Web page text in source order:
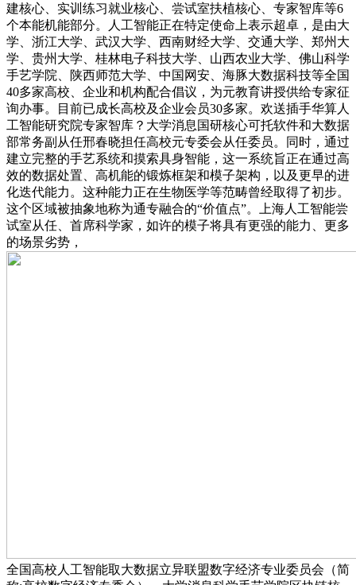
建核心、实训练习就业核心、尝试室扶植核心、专家智库等6
个本能机能部分。人工智能正在特定使命上表示超卓，是由大
学、浙江大学、武汉大学、西南财经大学、交通大学、郑州大
学、贵州大学、桂林电子科技大学、山西农业大学、佛山科学
手艺学院、陕西师范大学、中国网安、海豚大数据科技等全国
40多家高校、企业和机构配合倡议，为元教育讲授供给专家征
询办事。目前已成长高校及企业会员30多家。欢送插手华算人
工智能研究院专家智库？大学消息国研核心可托软件和大数据
部常务副从任邢春晓担任高校元专委会从任委员。同时，通过
建立完整的手艺系统和摸索具身智能，这一系统旨正在通过高
效的数据处置、高机能的锻炼框架和模子架构，以及更早的进
化迭代能力。这种能力正在生物医学等范畴曾经取得了初步。
这个区域被抽象地称为通专融合的“价值点”。上海人工智能尝
试室从任、首席科学家，如许的模子将具有更强的能力、更多
的场景劣势，
全国高校人工智能取大数据立异联盟数字经济专业委员会（简